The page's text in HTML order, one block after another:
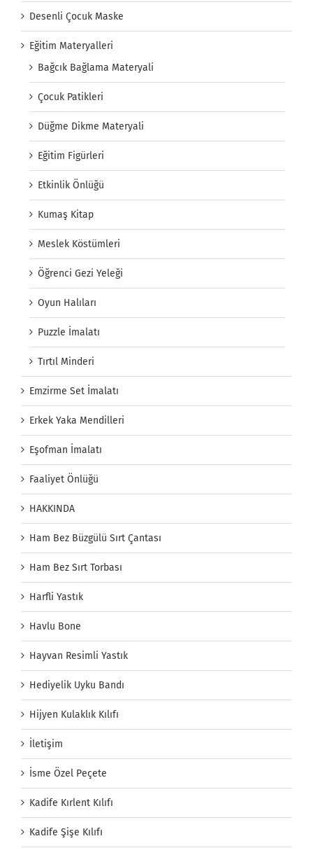
Desenli Çocuk Maske
Eğitim Materyalleri
Bağcık Bağlama Materyali
Çocuk Patikleri
Düğme Dikme Materyali
Eğitim Figürleri
Etkinlik Önlüğü
Kumaş Kitap
Meslek Köstümleri
Öğrenci Gezi Yeleği
Oyun Halıları
Puzzle İmalatı
Tırtıl Minderi
Emzirme Set İmalatı
Erkek Yaka Mendilleri
Eşofman İmalatı
Faaliyet Önlüğü
HAKKINDA
Ham Bez Büzgülü Sırt Çantası
Ham Bez Sırt Torbası
Harfli Yastık
Havlu Bone
Hayvan Resimli Yastık
Hediyelik Uyku Bandı
Hijyen Kulaklık Kılıfı
İletişim
İsme Özel Peçete
Kadife Kırlent Kılıfı
Kadife Şişe Kılıfı